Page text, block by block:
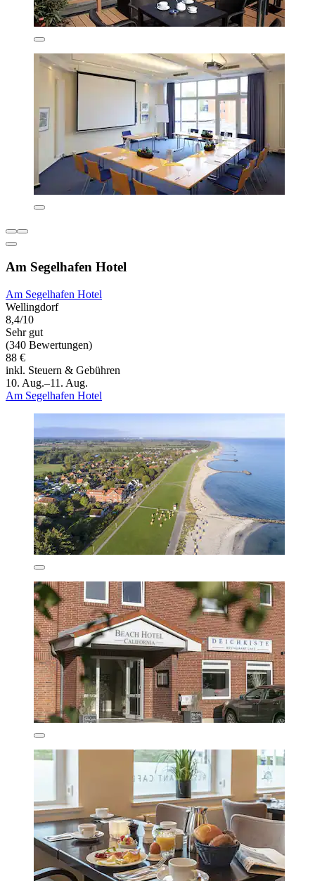
Am Segelhafen Hotel
Am Segelhafen Hotel
Wellingdorf
8,4/10
Sehr gut
(340 Bewertungen)
88 €
inkl. Steuern & Gebühren
10. Aug.–11. Aug.
Am Segelhafen Hotel